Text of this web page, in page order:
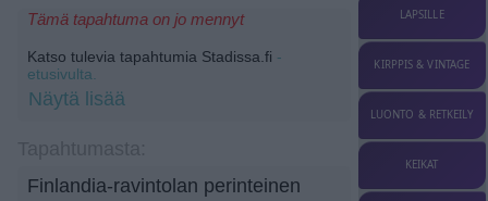
Tämä tapahtuma on jo mennyt
Katso tulevia tapahtumia Stadissa.fi -
etusivulta.
Näytä lisää
Finlandia-ravintolan perinteinen
LAPSILLE
KIRPPIS & VINTAGE
LUONTO & RETKEILY
KEIKAT